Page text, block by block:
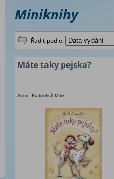
Miniknihy
Řadit podle:
Máte taky pejska?
Autor: Kratochvíl Miloš